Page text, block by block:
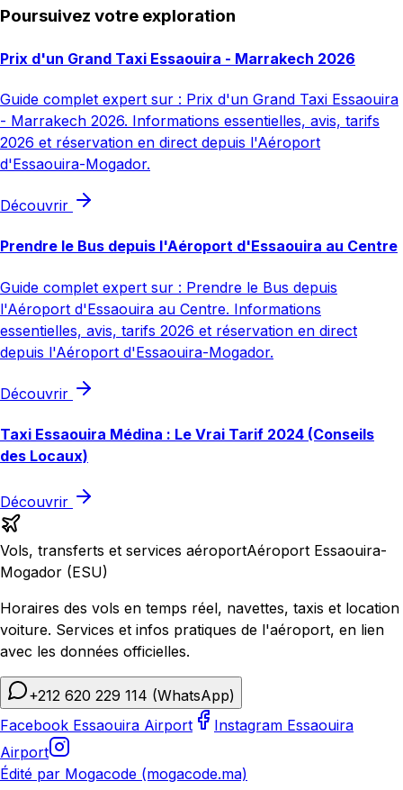
Poursuivez votre exploration
Prix d'un Grand Taxi Essaouira - Marrakech 2026
Guide complet expert sur : Prix d'un Grand Taxi Essaouira
- Marrakech 2026. Informations essentielles, avis, tarifs
2026 et réservation en direct depuis l'Aéroport
d'Essaouira-Mogador.
Découvrir
Prendre le Bus depuis l'Aéroport d'Essaouira au Centre
Guide complet expert sur : Prendre le Bus depuis
l'Aéroport d'Essaouira au Centre. Informations
essentielles, avis, tarifs 2026 et réservation en direct
depuis l'Aéroport d'Essaouira-Mogador.
Découvrir
Taxi Essaouira Médina : Le Vrai Tarif 2024 (Conseils
des Locaux)
Découvrir
Vols, transferts et services aéroportAéroport Essaouira-
Mogador (ESU)
Horaires des vols en temps réel, navettes, taxis et location
voiture. Services et infos pratiques de l'aéroport, en lien
avec les données officielles.
+212 620 229 114 (WhatsApp)
Facebook Essaouira Airport
Instagram Essaouira
Airport
Édité par Mogacode (mogacode.ma)